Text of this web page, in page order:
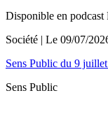
Disponible en podcast
Société | Le 09/07/
Sens Public du 9
Sens Public